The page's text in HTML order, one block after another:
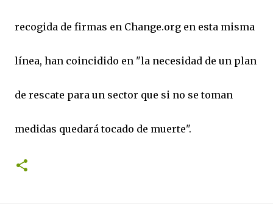
recogida de firmas en Change.org en esta misma
línea, han coincidido en "la necesidad de un plan
de rescate para un sector que si no se toman
medidas quedará tocado de muerte".